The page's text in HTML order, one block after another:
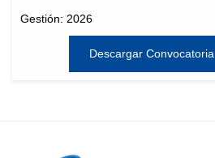
Gestión: 2026
Descargar Convocatoria